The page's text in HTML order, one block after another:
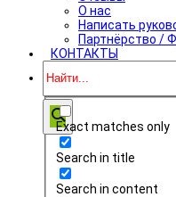
О нас
Написать
Партнёрство /
КОНТАКТЫ
Exact matches only
Search in title
Search in content